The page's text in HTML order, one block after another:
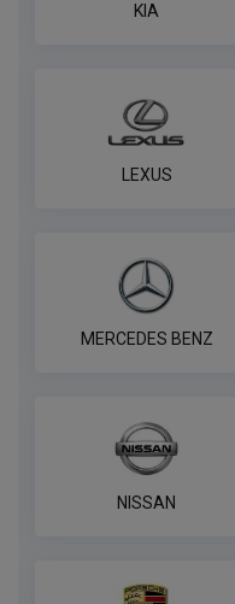
KIA
LEXUS
MERCEDES BENZ
NISSAN